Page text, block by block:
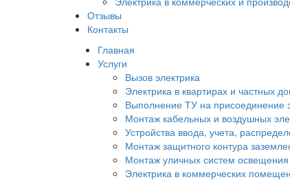
Отзывы
Контакты
Главная
Услуги
Вызов электрика
Электрика в квартирах и частных
Выполнение ТУ на присоединение
Монтаж кабельных и воздушных
Устройства ввода, учета,
Монтаж защитного контура
Монтаж уличных систем освещения
Электрика в коммерческих